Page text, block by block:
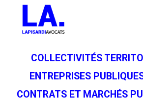
COLLECTIVITÉS
ENTREPRISES
CONTRATS ET MARCHÉS